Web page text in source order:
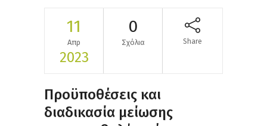
11
Απρ
2023
0
Σχόλια Share
Προϋποθέσεις και
διαδικασία μείωσης